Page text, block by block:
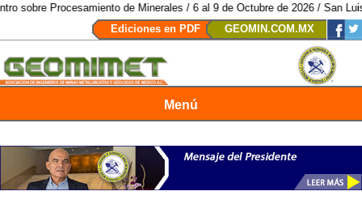
de Minerales / 6 al 9 de Octubre de 2026 / San Luis Potosí,
Ediciones en PDF
GEOMIN.COM.MX
Menú